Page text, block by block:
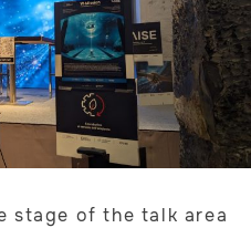
stage of the talk area